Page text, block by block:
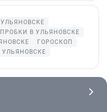
ПРОБКИ В УЛЬЯНОВСКЕ
ГОРОСКОП